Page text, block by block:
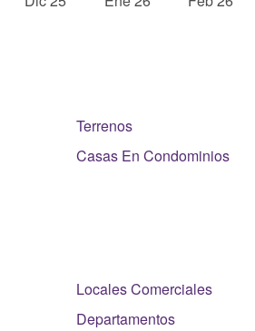
Terrenos
Casas En Condominios
Locales Comerciales
Departamentos